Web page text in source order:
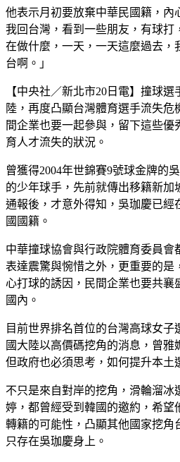
他表示月初要放棄中華民國籍，內
我回台灣，看到一些朋友，有球打
在做什麼，一天，一天這麼過去，
台啊。」
【中央社／新北市20日電】撞球
陸，再度凸顯台灣體育選手流失危
間企業也要一起參與，留下這些
育人才流失的狀況。
曾獲得2004年世錦賽9號球金牌的
的少年球手，先前就傳出移籍新加
通報後，才意外得知，吳珈慶已經
國國籍。
中華撞球協會與行政院體育委員會
表達震驚與惋惜之外，更重要的是
心打球的誘因，民間企業也要共襄
國內。
目前世界排名首位的台灣高球女子
國大陸以高價碼挖角的消息，曾雅
但政府也必須思考，如何提升本土
不只是來自對岸的挖角，滑輪溜冰
婷，都曾經受到韓國的邀約，希望
轉籍的可能性，凸顯其他國家挖角
只存在吳珈慶身上。